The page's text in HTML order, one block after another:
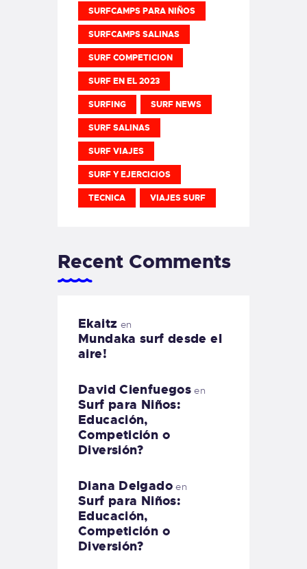
SURFCAMPS PARA NIÑOS
SURFCAMPS SALINAS
SURF COMPETICION
SURF EN EL 2023
SURFING SURF NEWS
SURF SALINAS
SURF VIAJES
SURF Y EJERCICIOS
TECNICA VIAJES SURF
Recent Comments
Ekaitz en
Mundaka surf desde el
aire!
David Cienfuegos en
Surf para Niños:
Educación,
Competición o
Diversión?
Diana Delgadoen
Surf para Niños:
Educación,
Competición o
Diversión?